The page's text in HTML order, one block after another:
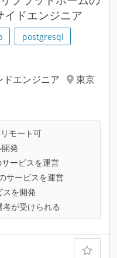
イドエンジニア
postgresql
ドエンジニア
東京
モート可
発
サービスを運営
サービスを運営
スを開発
が受けられる